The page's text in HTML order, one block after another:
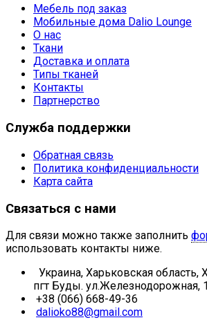
Мебель под заказ
Мобильные дома Dalio Lounge
О нас
Ткани
Доставка и оплата
Типы тканей
Контакты
Партнерство
Служба поддержки
Обратная связь
Политика конфиденциальности
Карта сайта
Связаться с нами
Для связи можно также заполнить
использовать контакты ниже.
Украина, Харьковская область,
пгт Буды. ул.Железнодорожная, 1
+38 (066) 668-49-36
dalioko88@gmail.com